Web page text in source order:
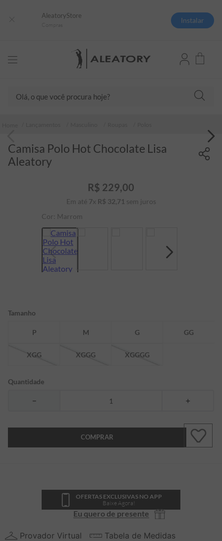
AleatoryStore
Instalar
Camisa Polo Hot Chocolate Lisa
Aleatory
R$ 229,00
Em até 7x R$ 32,71 sem juros
Cor: Marrom
Tamanho
P M G GG
XGG XGGG XGGGG
Quantidade
＋
－
COMPRAR
OFERTAS EXCLUSIVAS NO APP
Baixe Agora!
Eu quero de presente
Provador Virtual Tabela de Medidas
2º
camiseta listrada
4º
jaqueta
5º
camiseta